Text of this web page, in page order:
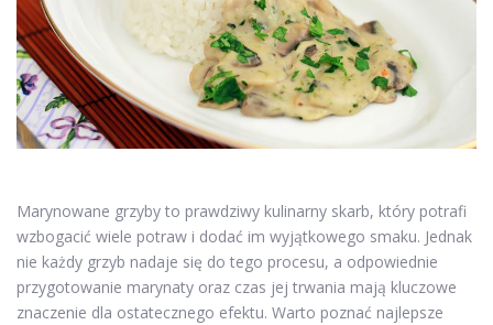
Marynowane grzyby to prawdziwy kulinarny skarb, który potrafi
wzbogacić wiele potraw i dodać im wyjątkowego smaku. Jednak
nie każdy grzyb nadaje się do tego procesu, a odpowiednie
przygotowanie marynaty oraz czas jej trwania mają kluczowe
znaczenie dla ostatecznego efektu. Warto poznać najlepsze